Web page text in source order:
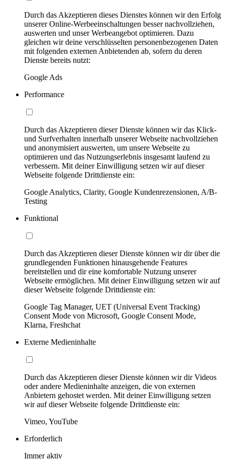
Durch das Akzeptieren dieses Dienstes können wir den Erfolg
unserer Online-Werbeeinschaltungen besser nachvollziehen,
auswerten und unser Werbeangebot optimieren. Dazu
gleichen wir deine verschlüsselten personenbezogenen Daten
mit folgenden externen Anbietenden ab, sofern du deren
Dienste bereits nutzt:
Google Ads
Performance
Durch das Akzeptieren dieser Dienste können wir das Klick-
und Surfverhalten innerhalb unserer Webseite nachvollziehen
und anonymisiert auswerten, um unsere Webseite zu
optimieren und das Nutzungserlebnis insgesamt laufend zu
verbessern. Mit deiner Einwilligung setzen wir auf dieser
Webseite folgende Drittdienste ein:
Google Analytics, Clarity, Google Kundenrezensionen, A/B-
Testing
Funktional
Durch das Akzeptieren dieser Dienste können wir dir über die
grundlegenden Funktionen hinausgehende Features
bereitstellen und dir eine komfortable Nutzung unserer
Webseite ermöglichen. Mit deiner Einwilligung setzen wir auf
dieser Webseite folgende Drittdienste ein:
Google Tag Manager, UET (Universal Event Tracking)
Consent Mode von Microsoft, Google Consent Mode,
Klarna, Freshchat
Externe Medieninhalte
Durch das Akzeptieren dieser Dienste können wir dir Videos
oder andere Medieninhalte anzeigen, die von externen
Anbietern gehostet werden. Mit deiner Einwilligung setzen
wir auf dieser Webseite folgende Drittdienste ein:
Vimeo, YouTube
Erforderlich
Immer aktiv